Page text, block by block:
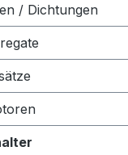
/ Dichtungen